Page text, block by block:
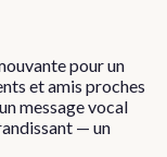
pour un
et amis proches
message vocal
— un